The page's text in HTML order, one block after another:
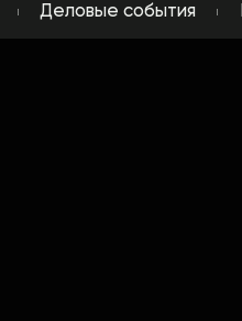
Деловые события